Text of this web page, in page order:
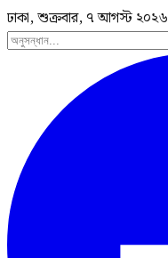
ঢাকা, শুক্রবার, ৭ আগস্ট ২০২৬